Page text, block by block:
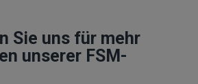
Sie uns für mehr
unserer FSM-